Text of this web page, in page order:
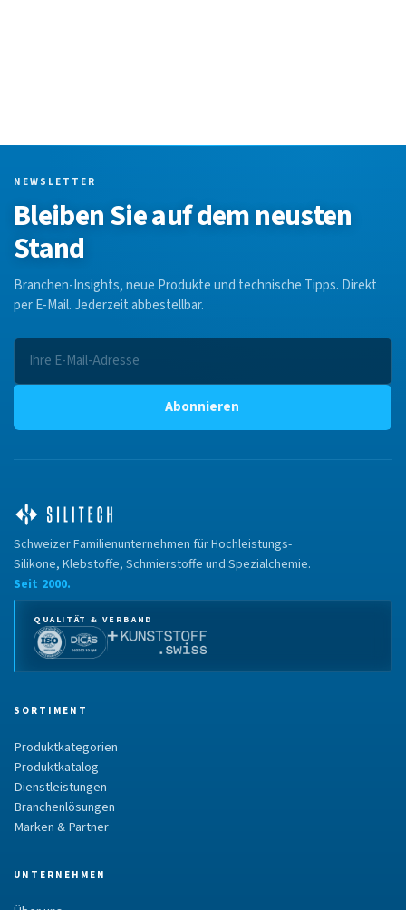
NEWSLETTER
Bleiben Sie auf dem neusten
Stand
Branchen-Insights, neue Produkte und technische Tipps. Direkt
per E-Mail. Jederzeit abbestellbar.
Abonnieren
Schweizer Familienunternehmen für Hochleistungs-
Silikone, Klebstoffe, Schmierstoffe und Spezialchemie.
Seit 2000.
QUALITÄT & VERBAND
SORTIMENT
Produktkategorien
Produktkatalog
Dienstleistungen
Branchenlösungen
Marken & Partner
UNTERNEHMEN